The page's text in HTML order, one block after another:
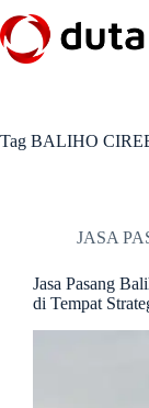
to
content
Tag BALIHO
JASA
Jasa Pasang
di Tempat